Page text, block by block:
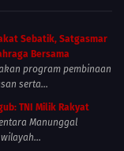
Sebatik, Satgasmar
Bersama
program pembinaan
serta...
TNI Milik Rakyat
Manunggal